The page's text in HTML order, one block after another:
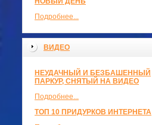
Подробнее...
ВИДЕО
НЕУДАЧНЫЙ И БЕЗБАШЕННЫЙ
ПАРКУР, СНЯТЫЙ НА ВИДЕО
Подробнее...
ТОП 10 ПРИДУРКОВ ИНТЕРНЕТА